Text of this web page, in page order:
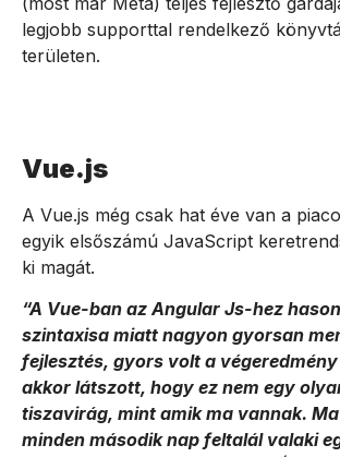
legjobb supporttal rendelkező
területen.
Vue.js
A Vue.js még csak hat éve van a
egyik elsőszámú JavaScript
ki magát.
“A Vue-ban az Angular Js-hez
szintaxisa miatt nagyon gyorsan
fejlesztés, gyors volt a
akkor látszott, hogy ez nem egy
tiszavirág, mint amik ma vannak.
minden második nap feltalál valaki